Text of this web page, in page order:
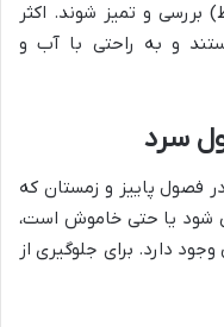
بررسی و تمیز شوند. اکثر
و به راحتی با آب و
سرد
فصول پاییز و زمستان که
شود یا حتی خاموش است،
دارد. برای جلوگیری از